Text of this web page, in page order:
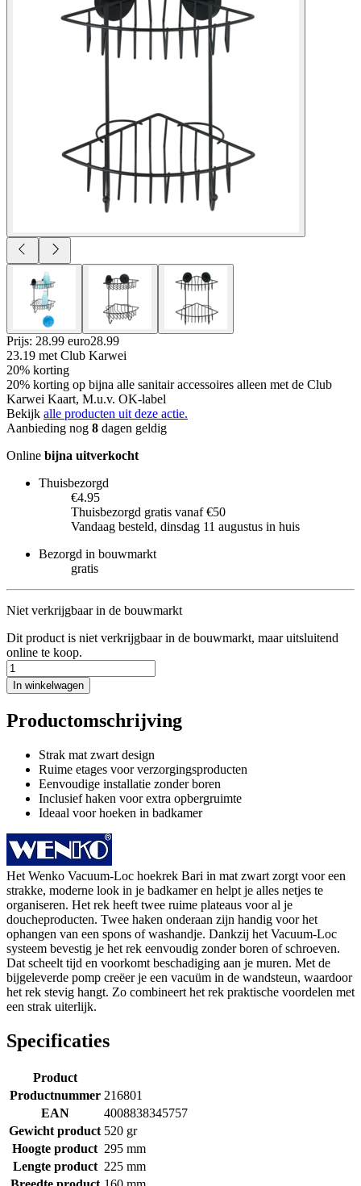
Prijs: 28.99 euro28.99
23.19 met Club Karwei
20% korting
20% korting op bijna alle sanitair accessoires alleen met de Club
Karwei Kaart, M.u.v. OK-label
Bekijk alle producten uit deze actie.
Aanbieding nog 8 dagen geldig
Online bijna uitverkocht
Thuisbezorgd
€4.95
Thuisbezorgd gratis vanaf €50
Vandaag besteld, dinsdag 11 augustus in huis
Bezorgd in bouwmarkt
gratis
Niet verkrijgbaar in de bouwmarkt
Dit product is niet verkrijgbaar in de bouwmarkt, maar uitsluitend
online te koop.
In winkelwagen
Productomschrijving
Strak mat zwart design
Ruime etages voor verzorgingsproducten
Eenvoudige installatie zonder boren
Inclusief haken voor extra opbergruimte
Ideaal voor hoeken in badkamer
Het Wenko Vacuum-Loc hoekrek Bari in mat zwart zorgt voor een
strakke, moderne look in je badkamer en helpt je alles netjes te
organiseren. Het rek heeft twee ruime plateaus voor al je
doucheproducten. Twee haken onderaan zijn handig voor het
ophangen van een spons of washandje. Dankzij het Vacuum-Loc
systeem bevestig je het rek eenvoudig zonder boren of schroeven.
Dat scheelt tijd en voorkomt beschadiging aan je muren. Met de
bijgeleverde pomp creëer je een vacuüm in de wandsteun, waardoor
het rek stevig hangt. Zo combineert het rek praktische voordelen met
een strak uiterlijk.
Specificaties
Product
Productnummer 216801
EAN
4008838345757
Gewicht product 520 gr
Hoogte product 295 mm
Lengte product 225 mm